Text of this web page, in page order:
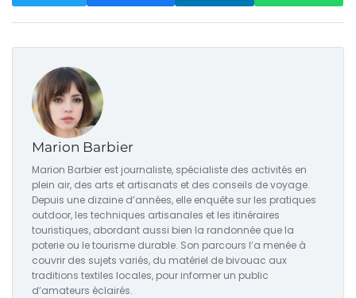
Marion Barbier
Marion Barbier est journaliste, spécialiste des activités en
plein air, des arts et artisanats et des conseils de voyage.
Depuis une dizaine d’années, elle enquête sur les pratiques
outdoor, les techniques artisanales et les itinéraires
touristiques, abordant aussi bien la randonnée que la
poterie ou le tourisme durable. Son parcours l’a menée à
couvrir des sujets variés, du matériel de bivouac aux
traditions textiles locales, pour informer un public
d’amateurs éclairés.